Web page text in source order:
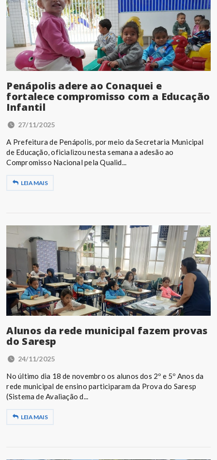
Penápolis adere ao Conaquei e
fortalece compromisso com a Educação
Infantil
27/11/2025
A Prefeitura de Penápolis, por meio da Secretaria Municipal
de Educação, oficializou nesta semana a adesão ao
Compromisso Nacional pela Qualid...
LEIA MAIS
Alunos da rede municipal fazem provas
do Saresp
24/11/2025
No último dia 18 de novembro os alunos dos 2º e 5º Anos da
rede municipal de ensino participaram da Prova do Saresp
(Sistema de Avaliação d...
LEIA MAIS